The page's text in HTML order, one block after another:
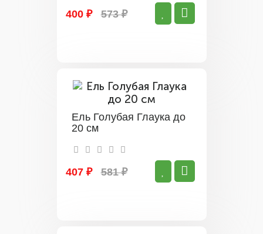
400 ₽ 573 ₽
Ель Голубая Глаука до
20 см
407 ₽ 581 ₽